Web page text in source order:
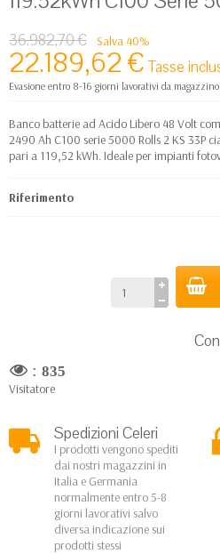
36.982,70 € Salva 40%
22.189,62 € Tasse
Evasione entro 8-16 giorni lavorativi da
Banco batterie ad Acido Libero 48 Volt
2490 Ah C100 serie 5000 Rolls 2 KS 33P
pari a 119,52 kWh. Ideale per impianti
Riferimento
: 835
Visitatore
Spedizioni Celeri
I prodotti vengono spediti
dai nostri magazzini in
Italia e Germania
normalmente entro 5-8
giorni lavorativi salvo
diversa indicazione sui
prodotti stessi